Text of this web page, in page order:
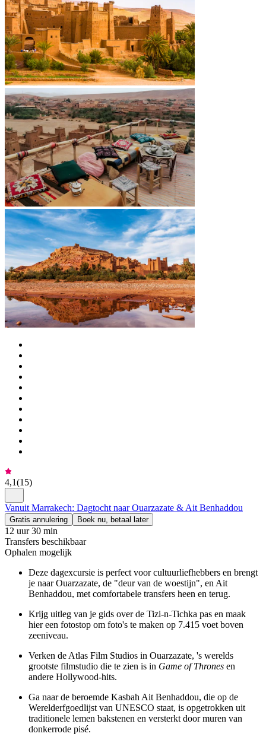
4,1(15)
Vanuit Marrakech: Dagtocht naar Ouarzazate & Ait Benhaddou
Gratis annulering Boek nu, betaal later
12 uur 30 min
Transfers beschikbaar
Ophalen mogelijk
Deze dagexcursie is perfect voor cultuurliefhebbers en brengt
je naar Ouarzazate, de "deur van de woestijn", en Ait
Benhaddou, met comfortabele transfers heen en terug.
Krijg uitleg van je gids over de Tizi-n-Tichka pas en maak
hier een fotostop om foto's te maken op 7.415 voet boven
zeeniveau.
Verken de Atlas Film Studios in Ouarzazate, 's werelds
grootste filmstudio die te zien is in Game of Thrones en
andere Hollywood-hits.
Ga naar de beroemde Kasbah Ait Benhaddou, die op de
Werelderfgoedlijst van UNESCO staat, is opgetrokken uit
traditionele lemen bakstenen en versterkt door muren van
donkerrode pisé.